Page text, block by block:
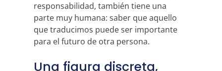
responsabilidad, también tiene una
parte muy humana: saber que aquello
que traducimos puede ser importante
para el futuro de otra persona.
Una figura discreta,